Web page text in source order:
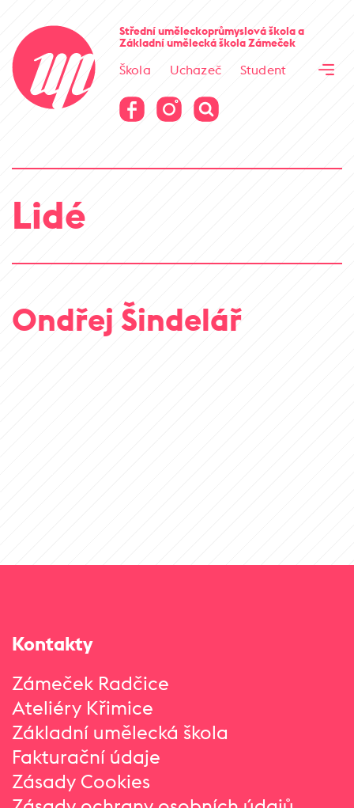
Střední uměleckoprůmyslová školaa
Základní umělecká školaZámeček
Škola Uchazeč
Student
Virtuální prohlídka
Virtuální prohlídka
Lidé
Ondřej Šindelář
Kontakty
Zámeček Radčice
Ateliéry Křimice
Základní umělecká škola
Fakturační údaje
Zásady Cookies